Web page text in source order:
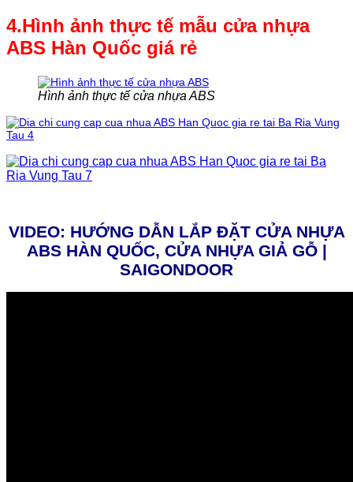
4.Hình ảnh thực tế mẫu cửa nhựa
ABS Hàn Quốc giá rẻ
Hình ảnh thực tế cửa nhựa ABS
VIDEO: HƯỚNG DẪN LẮP ĐẶT CỬA NHỰA
ABS HÀN QUỐC, CỬA NHỰA GIẢ GỖ |
SAIGONDOOR